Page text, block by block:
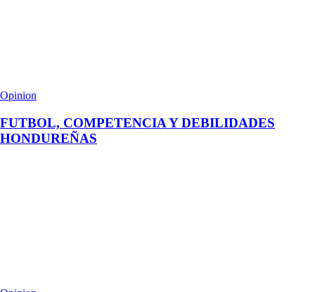
Opinion
FUTBOL, COMPETENCIA Y DEBILIDADES
HONDUREÑAS